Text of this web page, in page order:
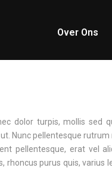
Over Ons
dolor turpis, mollis sed
Nunc pellentesque rutrum
pellentesque, erat vel
purus quis, varius